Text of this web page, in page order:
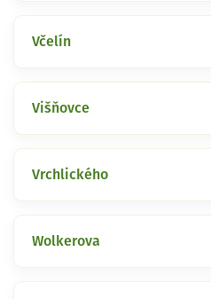
Včelín
Višňovce
Vrchlického
Wolkerova